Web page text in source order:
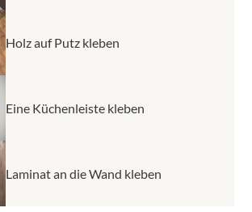
Holz auf Putz kleben
Eine Küchenleiste kleben
Laminat an die Wand kleben